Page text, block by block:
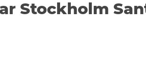
Stockholm